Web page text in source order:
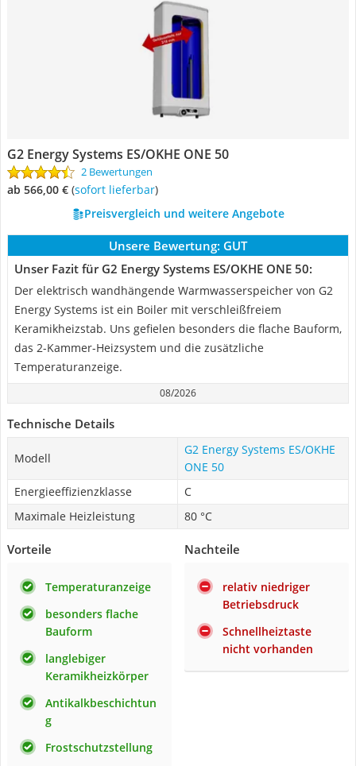
G2 Energy Systems ES/OKHE ONE 50
2 Bewertungen
ab 566,00 € ( Sofort lieferbar)
Preisvergleich und weitere Angebote
Unsere Bewertung: GUT
Unser Fazit für G2 Energy Systems ES/OKHE ONE 50:
Der elektrisch wandhängende Warmwasserspeicher von G2
Energy Systems ist ein Boiler mit verschleißfreiem
Keramikheizstab. Uns gefielen besonders die flache Bauform,
das 2-Kammer-Heizsystem und die zusätzliche
Temperaturanzeige.
08/2026
Technische Details
Modell
G2 Energy Systems ES/OKHE
ONE 50
Energieeffizienzklasse
C
Maximale Heizleistung
80 °C
Vorteile
Temperaturanzeige
besonders flache
Bauform
langlebiger
Keramikheizkörper
Antikalkbeschichtun
g
Frostschutzstellung
Nachteile
relativ niedriger
Betriebsdruck
Schnellheiztaste
nicht vorhanden